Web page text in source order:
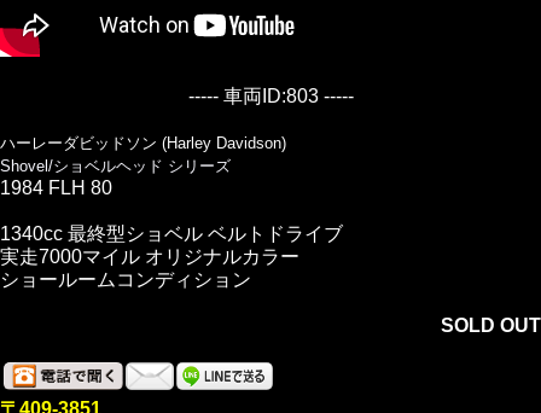
----- 車両ID:803 -----
ハーレーダビッドソン (Harley Davidson)
Shovel/ショベルヘッド シリーズ
1984 FLH 80
1340cc 最終型ショベル ベルトドライブ
実走7000マイル オリジナルカラー
ショールームコンディション
SOLD OUT
〒409-3851